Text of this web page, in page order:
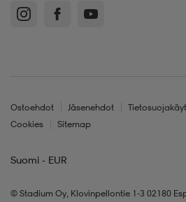
Ostoehdot Jäsenehdot
Cookies
Sitemap
Suomi - EUR
© Stadium Oy, Klovinpellontie 1-3 02180